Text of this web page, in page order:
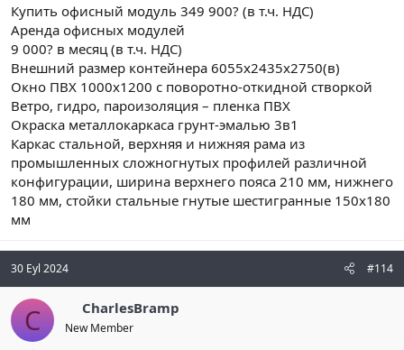
Купить офисный модуль 349 900? (в т.ч. НДС)
Аренда офисных модулей
9 000? в месяц (в т.ч. НДС)
Внешний размер контейнера 6055х2435х2750(в)
Окно ПВХ 1000х1200 с поворотно-откидной створкой
Ветро, гидро, пароизоляция – пленка ПВХ
Окраска металлокаркаса грунт-эмалью 3в1
Каркас стальной, верхняя и нижняя рама из
промышленных сложногнутых профилей различной
конфигурации, ширина верхнего пояса 210 мм, нижнего
180 мм, стойки стальные гнутые шестигранные 150х180
мм
30 Eyl 2024 #114
C CharlesBramp
New Member